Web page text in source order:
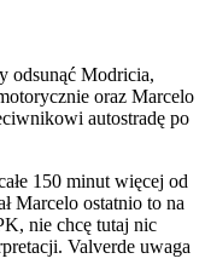
odsunąć Modricia,
oraz Marcelo
autostradę po
150 minut więcej od
Marcelo ostatnio to na
nie chcę tutaj nic
Valverde uwaga